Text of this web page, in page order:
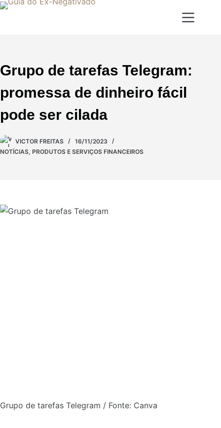
Grupo de tarefas Telegram:
promessa de dinheiro fácil
pode ser cilada
VICTOR FREITAS
16/11/2023
NOTÍCIAS, PRODUTOS E SERVIÇOS FINANCEIROS
Grupo de tarefas Telegram / Fonte: Canva